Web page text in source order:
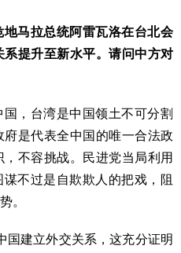
马拉总统阿雷瓦洛在台北会
提升至新水平。请问中方对
，台湾是中国领土不可分割
是代表全中国的唯一合法政
不容挑战。民进党当局利用
不过是自欺欺人的把戏，阻
。
国建立外交关系，这充分证明